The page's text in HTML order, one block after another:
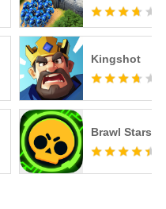
Kingshot
Brawl Stars